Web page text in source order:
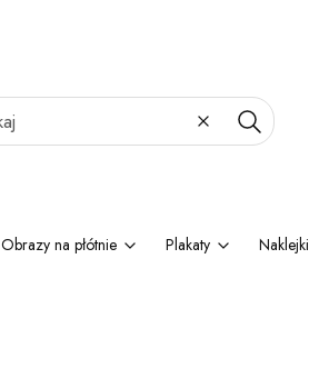
WyczyśćSzukaj
Obrazy na płótnie Plakaty Naklejki